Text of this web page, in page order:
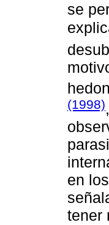
se
(1998)
en
tener